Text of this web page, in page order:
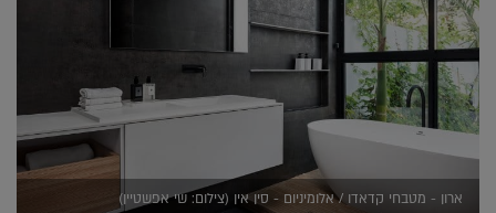
ארון - מטבחי קדאדו / אלומיניום - סין אין (צילום: שי אפשטיין)